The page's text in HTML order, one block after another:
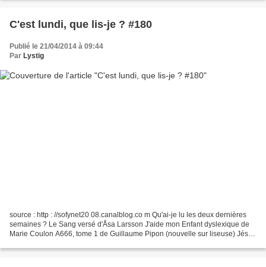
C'est lundi, que lis-je ? #180
Publié le 21/04/2014 à 09:44
Par Lystig
source : http : //sofynet20 08.canalblog.co m Qu'ai-je lu les deux dernières
semaines ? Le Sang versé d'Åsa Larsson J'aide mon Enfant dyslexique de
Marie Coulon A666, tome 1 de Guillaume Pipon (nouvelle sur liseuse) Jésus